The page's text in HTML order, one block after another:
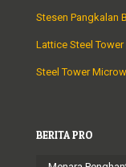
Stesen Pangkalan
Lattice Steel Tower
Steel Tower
BERITA PRO